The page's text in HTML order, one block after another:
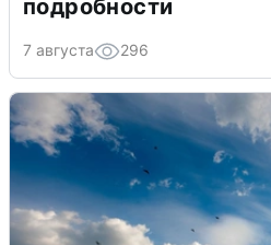
подробности
7 августа 296